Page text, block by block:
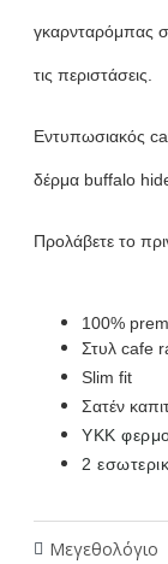
γκαρνταρόμπας
τις περιστάσεις.
Εντυπωσιακός
δέρμα buffalo hide
Προλάβετε το
100%
Στυλ cafe
Slim fit
Σατέν
YKK
2
Μεγεθολόγιο